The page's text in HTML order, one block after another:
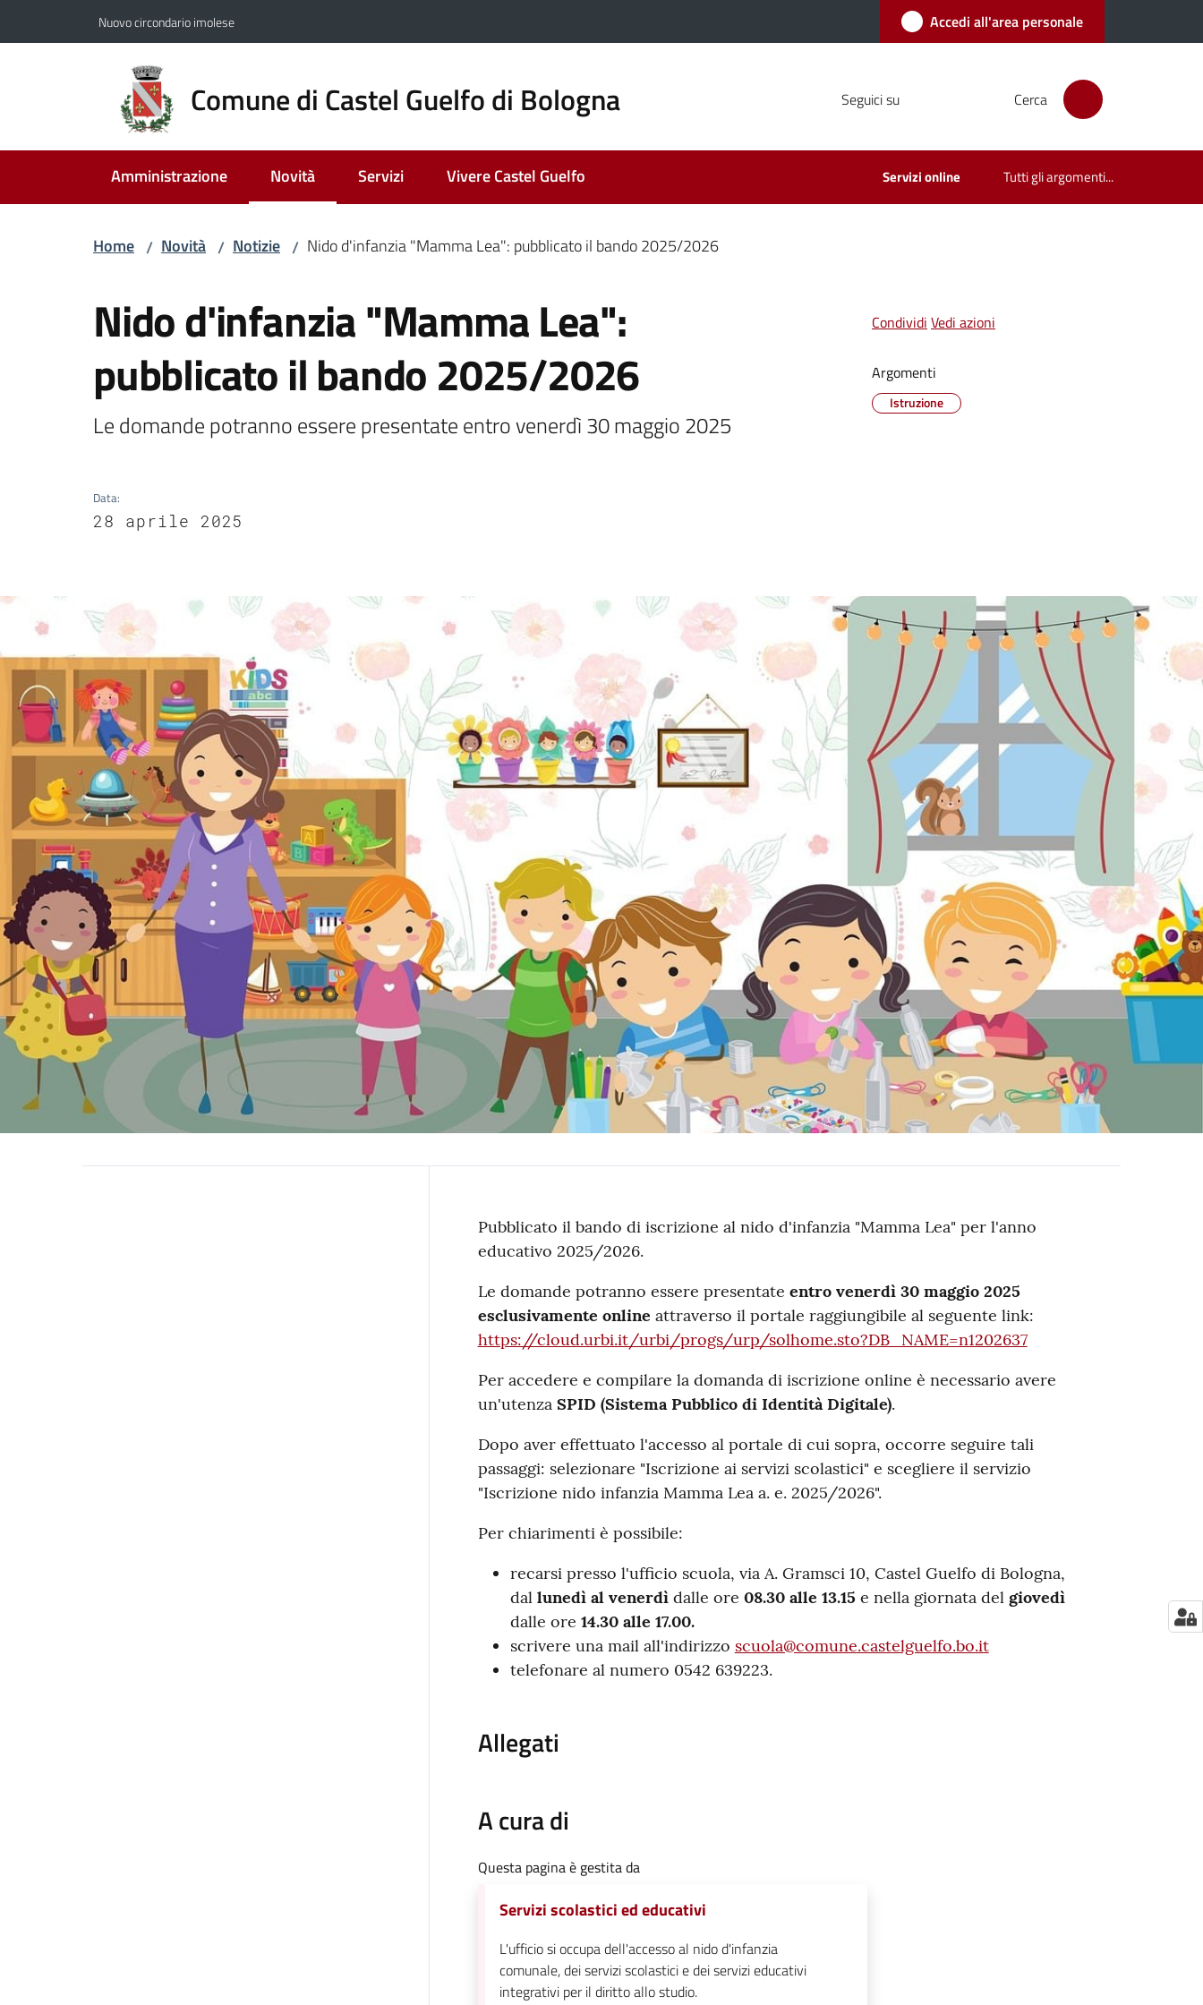
Nuovo circondario imolese Accedi all'area personale
Comune di Castel Guelfo di Bologna Seguici su Cerca
Amministrazione Novità
Menu selezionato
Servizi Vivere Castel Guelfo Servizi online Tutti gli argomenti...
Home / Novità / Notizie / Nido d'infanzia "Mamma Lea": pubblicato il bando 2025/2026
Nido d'infanzia "Mamma Lea":
pubblicato il bando 2025/2026
Le domande potranno essere presentate entro venerdì 30 maggio 2025
Data:
28 aprile 2025
Condividi Vedi azioni
Argomenti
Istruzione
Contenuto
Pubblicato il bando di iscrizione al nido d'infanzia "Mamma Lea" per l'anno
educativo 2025/2026.
Le domande potranno essere presentate entro venerdì 30 maggio 2025
esclusivamente online attraverso il portale raggiungibile al seguente link:
https://cloud.urbi.it/urbi/progs/urp/solhome.sto?DB_NAME=n1202637
Per accedere e compilare la domanda di iscrizione online è necessario avere
un'utenza SPID (Sistema Pubblico di Identità Digitale).
Dopo aver effettuato l'accesso al portale di cui sopra, occorre seguire tali
passaggi: selezionare "Iscrizione ai servizi scolastici" e scegliere il servizio
"Iscrizione nido infanzia Mamma Lea a. e. 2025/2026".
Per chiarimenti è possibile:
recarsi presso l'ufficio scuola, via A. Gramsci 10, Castel Guelfo di Bologna,
dal lunedì al venerdì dalle ore 08.30 alle 13.15 e nella giornata del giovedì
dalle ore 14.30 alle 17.00.
scrivere una mail all'indirizzo scuola@comune.castelguelfo.bo.it
telefonare al numero 0542 639223.
Allegati
A cura di
Questa pagina è gestita da
Servizi scolastici ed educativi
L'ufficio si occupa dell'accesso al nido d'infanzia
comunale, dei servizi scolastici e dei servizi educativi
integrativi per il diritto allo studio.